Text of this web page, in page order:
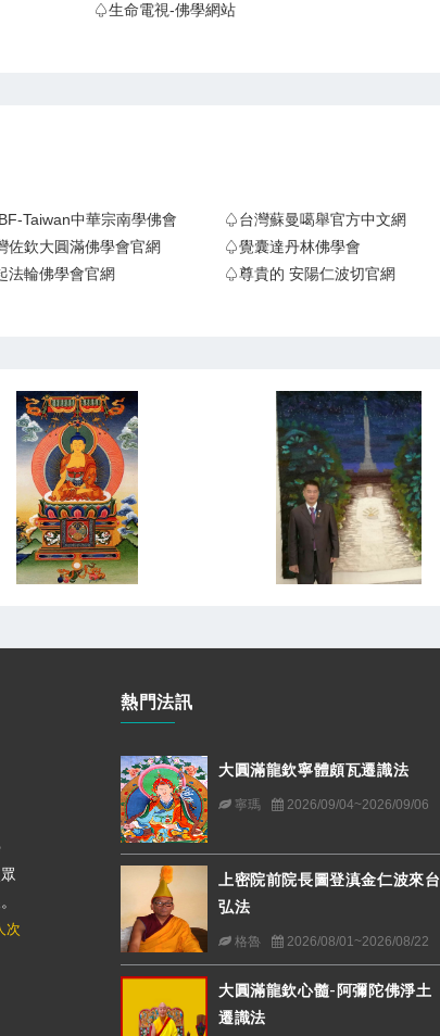
♤生命電視-佛學網站
Taiwan中華宗南學佛會
♤台灣蘇曼噶舉官方中文網
佐欽大圓滿佛學會官網
♤覺囊達丹林佛學會
法輪佛學會官網
♤尊貴的 安陽仁波切官網
次
熱門法訊
大圓滿龍欽寧體頗瓦遷識法
寧瑪 2026/09/04~2026/09/06
上密院前院長圖登滇金仁波來台
弘法
格魯 2026/08/01~2026/08/22
大圓滿龍欽心髓-阿彌陀佛淨土
遷識法